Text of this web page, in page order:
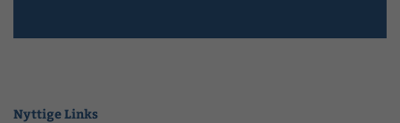
Nyttige Links